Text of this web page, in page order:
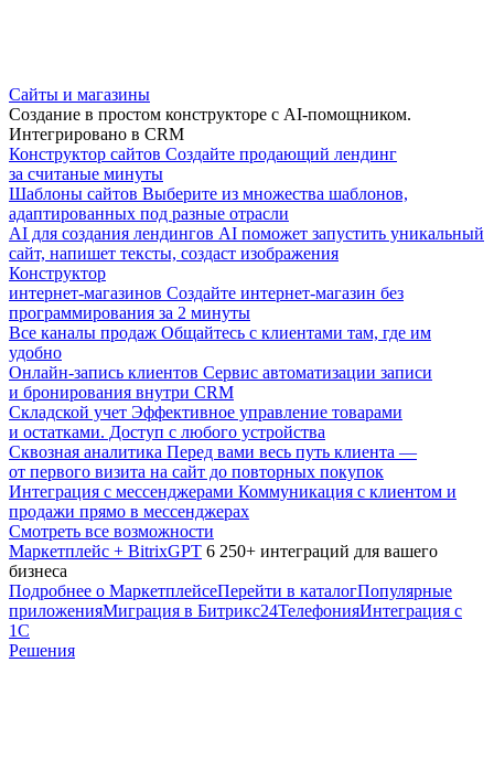
Сайты и магазины
Создание в простом конструкторе с AI-помощником.
Интегрировано в CRM
Конструктор сайтов Создайте продающий лендинг
за считаные минуты
Шаблоны сайтов Выберите из множества шаблонов,
адаптированных под разные отрасли
AI для создания лендингов AI поможет запустить уникальный
сайт, напишет тексты, создаст изображения
Конструктор
интернет-магазинов Создайте интернет-магазин без
программирования за 2 минуты
Все каналы продаж Общайтесь с клиентами там, где им
удобно
Онлайн-запись клиентов Сервис автоматизации записи
и бронирования внутри CRM
Складской учет Эффективное управление товарами
и остатками. Доступ с любого устройства
Сквозная аналитика Перед вами весь путь клиента —
от первого визита на сайт до повторных покупок
Интеграция с мессенджерами Коммуникация с клиентом и
продажи прямо в мессенджерах
Смотреть все возможности
Маркетплейс + BitrixGPT 6 250+ интеграций для вашего
бизнеса
Подробнее о МаркетплейсеПерейти в каталогПопулярные
приложенияМиграция в Битрикс24ТелефонияИнтеграция с
1С
Решения